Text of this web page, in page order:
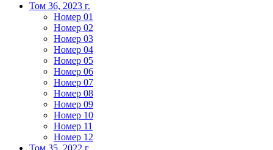
Том 36, 2023 г.
Номер 01
Номер 02
Номер 03
Номер 04
Номер 05
Номер 06
Номер 07
Номер 08
Номер 09
Номер 10
Номер 11
Номер 12
Том 35, 2022 г.